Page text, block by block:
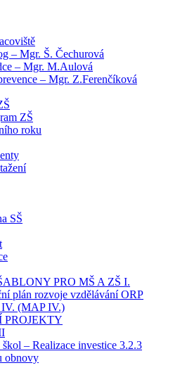
– Mgr. Š. Čechurová
– Mgr. M.Aulová
– Mgr. Z.Ferenčíková
ZŠ
roku
SŠ
PRO MŠ A ZŠ I.
plán rozvoje vzdělávání ORP
(MAP IV.)
PROJEKTY
– Realizace investice 3.2.3
obnovy